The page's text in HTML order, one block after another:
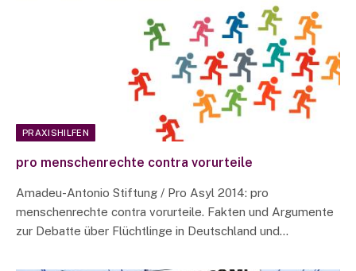
PRAXISHILFEN
pro menschenrechte contra vorurteile
Amadeu-Antonio Stiftung / Pro Asyl 2014: pro
menschenrechte contra vorurteile. Fakten und Argumente
zur Debatte über Flüchtlinge in Deutschland und…